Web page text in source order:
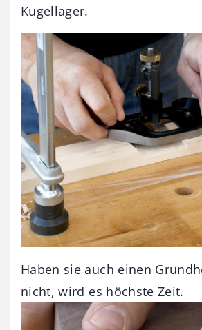
Kugellager.
Haben sie auch einen
nicht, wird es höchste Zeit.